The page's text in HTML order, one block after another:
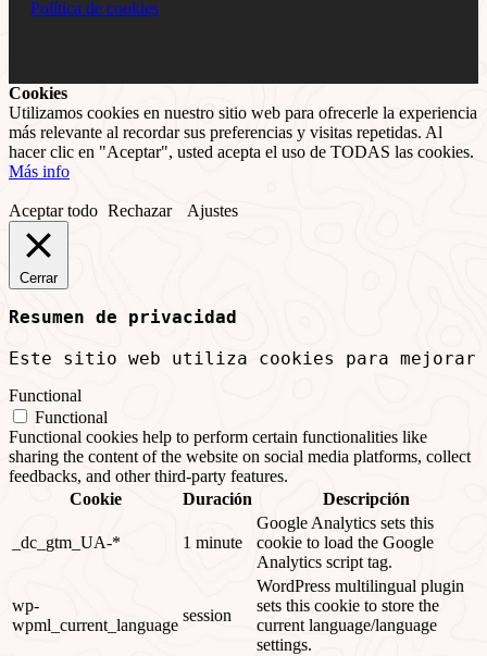
Política de cookies
Cookies
Utilizamos cookies en nuestro sitio web para ofrecerle la experiencia
más relevante al recordar sus preferencias y visitas repetidas. Al
hacer clic en "Aceptar", usted acepta el uso de TODAS las cookies.
Más info
Aceptar todo Rechazar Ajustes
Cerrar
Resumen de privacidad
Este sitio web utiliza cookies para mejorar
Functional
Functional
Functional cookies help to perform certain functionalities like
sharing the content of the website on social media platforms, collect
feedbacks, and other third-party features.
Cookie
Duración Descripción
_dc_gtm_UA-* 1 minute
Google Analytics sets this
cookie to load the Google
Analytics script tag.
wp-
wpml_current_language
session
WordPress multilingual plugin
sets this cookie to store the
current language/language
settings.